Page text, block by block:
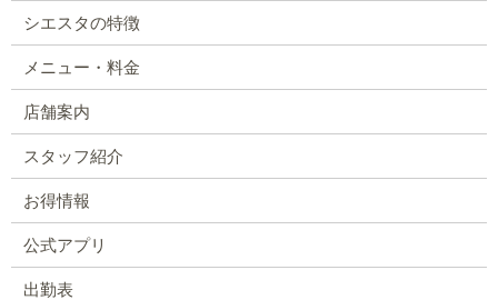
シエスタの特徴
メニュー・料金
店舗案内
スタッフ紹介
お得情報
公式アプリ
出勤表